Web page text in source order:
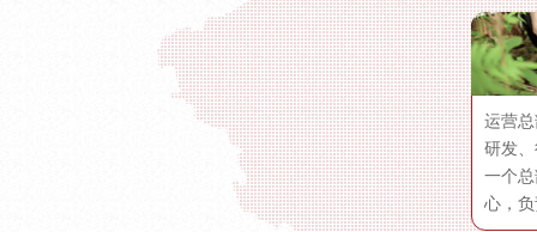
运营
研发
一个
心，